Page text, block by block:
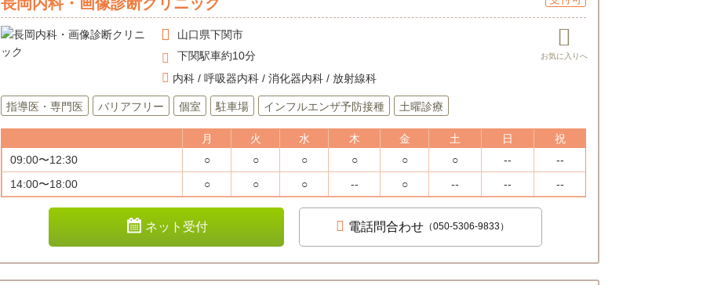
山口県下関市
下関駅車約10分
内科 / 呼吸器内科 / 消化器内科 / 放射線科
指導医・専門医 バリアフリー 個室 駐車場 インフルエンザ予防接種 土曜診療
月 火 水 木 金 土 日
祝
09:00〜12:30
○ ○ ○ ○ ○ ○ --
--
14:00〜18:00
○ ○ ○ -- ○ -- -- --
ネット受付 電話問合わせ （050-5306-9833）